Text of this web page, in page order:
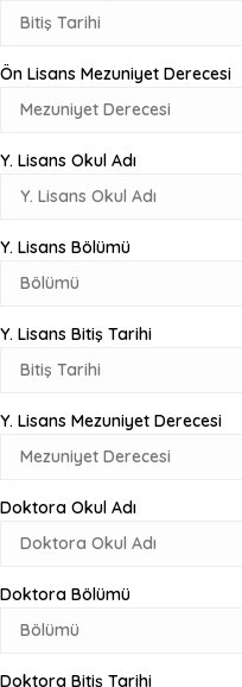
Ön Lisans Mezuniyet Derecesi
Y. Lisans Okul Adı
Y. Lisans Bölümü
Y. Lisans Bitiş Tarihi
Y. Lisans Mezuniyet Derecesi
Doktora Okul Adı
Doktora Bölümü
Doktora Bitiş Tarihi